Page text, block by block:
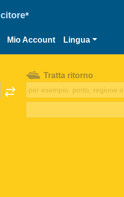
Mio Account Lingua
Tratta ritorno